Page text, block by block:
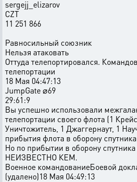
sergejj_elizarov
CZT
11 251 866
Равносильный союзник
Нельзя атаковать
Оттуда телепортировался.
телепортации
18 Мая 04:47:13
JumpGate ⌀69
29:61:9
Вы успешно использовали
телепортации своего флота (1
Уничтожитель, 1 Джаггернаут, 1
прибытия флота в оборону
Но по прибытии в оборону
НЕИЗВЕСТНО КЕМ.
Военное командованиеБоевой
(удалено)18 Мая 04:49:13